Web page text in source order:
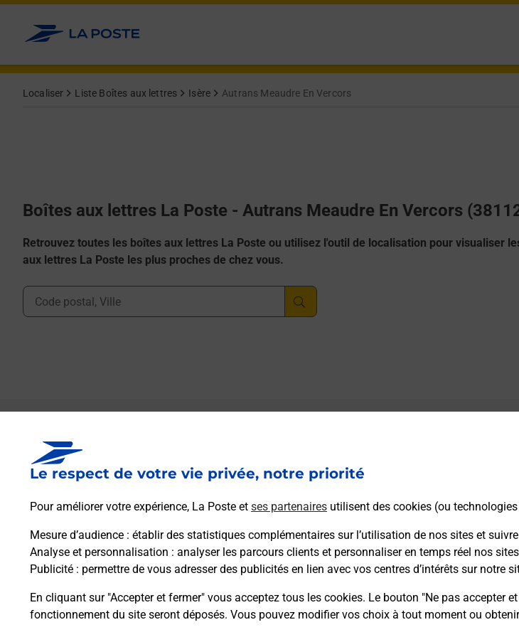
Le respect de votre vie privée, notre priorité
Pour améliorer votre expérience, La Poste et ses partenaires utilisent des cookies (ou
Mesure d’audience : établir des statistiques complémentaires sur l’utilisation de nos sites et
Analyse et personnalisation : analyser les parcours clients et personnaliser en temps réel nos
Publicité : permettre de vous adresser des publicités en lien avec vos centres d’intérêts sur notre
En cliquant sur "Accepter et fermer" vous acceptez tous les cookies. Le bouton "Ne pas accepter
fonctionnement du site seront déposés. Vous pouvez modifier vos choix à tout moment ou
Allez au contenu
Localiser Liste Boîtes aux lettres Isère Autrans Meaudre En Vercors
Boîtes aux lettres La Poste - Autrans Meaudre En Vercors
Retrouvez toutes les boîtes aux lettres La Poste ou utilisez l'outil de localisation pour visualiser
aux lettres La Poste les plus proches de chez vous.
Ville, Département, Code Postal
Boîte aux lettres La Poste
Collecte du courrier aujourd'hui à 10h30
Le Village
Itinéraire
Le Village
Autrans Meaudre En